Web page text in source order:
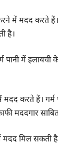
में मदद करते
है।
में इलायची
करते हैं। गर्म
मददगार साबित
मिल सकती